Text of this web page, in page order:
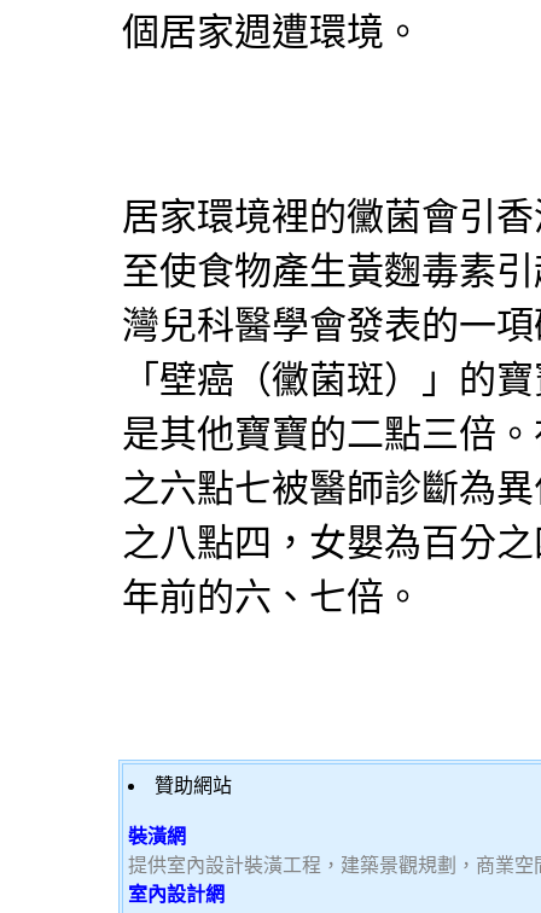
個居家週遭環境。
居家環境裡的黴菌會引
至使食物產生黃麴毒素
灣兒科醫學會發表的一
「壁癌（黴菌斑）」的
是其他寶寶的二點三倍
之六點七被醫師診斷為
之八點四，女嬰為百分
年前的六、七倍。
贊助網站
裝潢網
提供室內設計裝潢工程，建築景觀規劃，商業
室內設計網